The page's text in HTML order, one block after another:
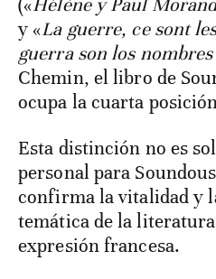
(«Hélène y Paul
y «La guerre, ce sont
guerra son los
Chemin, el libro de
ocupa la cuarta
Esta distinción no es
personal para
confirma la vitalidad y
temática de la
expresión francesa.